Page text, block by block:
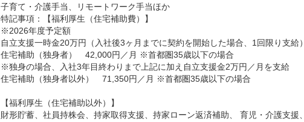
子育て・介護手当、リモートワーク手当ほか
特記事項：【福利厚生（住宅補助費）】
※2026年度予定額
自立支援一時金20万円（入社後3ヶ月までに契約を開始した場合、1回限り支給
住宅補助（独身者）　42,000円／月 ※首都圏35歳以下の場合
※独身の場合、入社3年目終わりまで上記に加え自立支援金2万円／月を支給
住宅補助（独身者以外）　71,350円／月 ※首都圏35歳以下の場合
【福利厚生（住宅補助以外）】
財形貯蓄、社員持株会、持家取得支援、持家ローン返済補助、 育児・介護支援